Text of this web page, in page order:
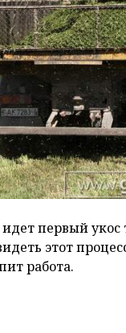
первый
этот
работа.